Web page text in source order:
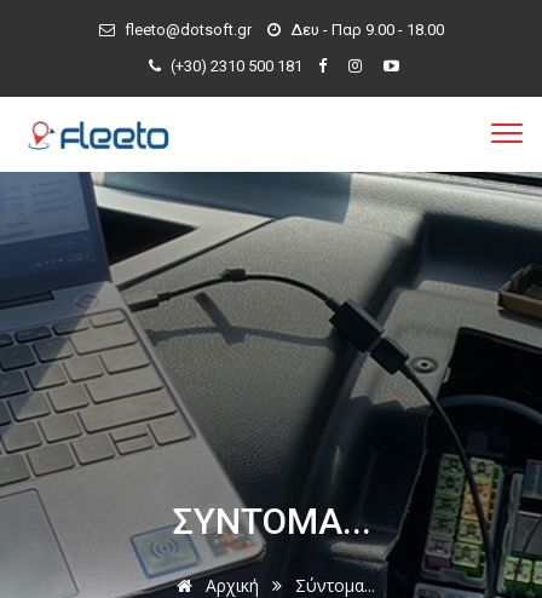
fleeto@dotsoft.gr
Δευ - Παρ 9.00 - 18.00
(+30) 2310 500 181
ΣΥΝΤΟΜΑ...
Αρχική Σύντομα...